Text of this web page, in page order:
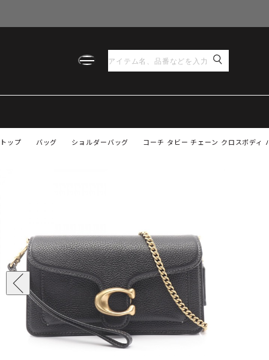
トップ コーチ タビー チェーン クロスボデ
バッグ ショルダーバッグ